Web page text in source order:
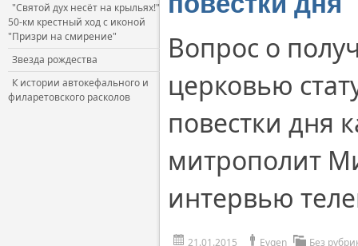
"Святой дух несёт на крыльях!"
50-км крестный ход с иконой
"Призри на смирение"
Звезда рождества
К истории автокефального и
филаретовского расколов
Вопрос о
церковью
повестки дня
митрополит
интервью
21.01.2015 Evgen Без